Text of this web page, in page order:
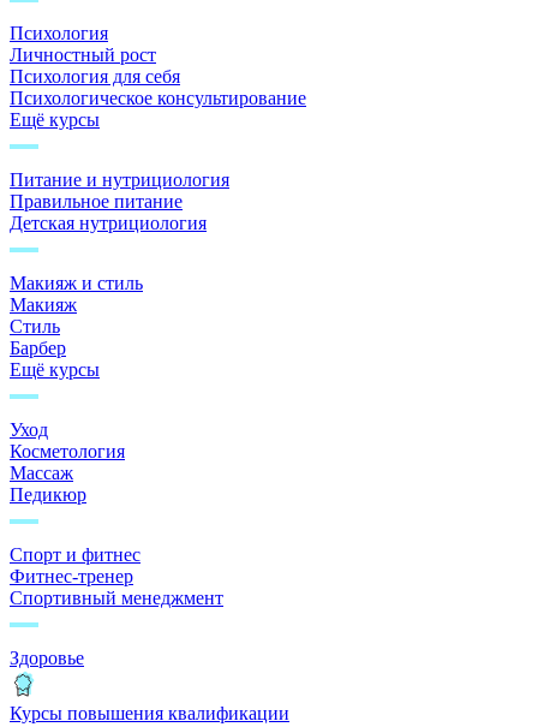
Психология
Личностный рост
Психология для себя
Психологическое консультирование
Ещё курсы
Питание и нутрициология
Правильное питание
Детская нутрициология
Макияж и стиль
Макияж
Стиль
Барбер
Ещё курсы
Уход
Косметология
Массаж
Педикюр
Спорт и фитнес
Фитнес-тренер
Спортивный менеджмент
Здоровье
Курсы повышения квалификации